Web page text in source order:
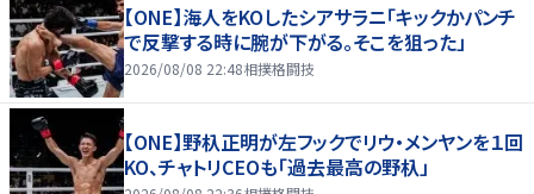
【ONE】海人をKOしたシアサラニ「キックかパンチ
で反撃する時に腕が下がる。そこを狙った」
2026/08/08 22:48相撲格闘技
【ONE】野杁正明が左フックでリウ・メンヤンを１回
KO、チャトリCEOも「過去最高の野杁」